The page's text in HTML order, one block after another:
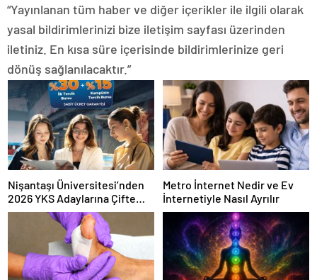
“Yayınlanan tüm haber ve diğer içerikler ile ilgili olarak
yasal bildirimlerinizi bize iletişim sayfası üzerinden
iletiniz. En kısa süre içerisinde bildirimlerinize geri
dönüş sağlanılacaktır.”
Nişantaşı Üniversitesi’nden
2026 YKS Adaylarına Çifte
Güvence: Sabit Ücret ve
Kesintisiz Burs
Metro İnternet Nedir ve Ev
İnternetiyle Nasıl Ayrılır